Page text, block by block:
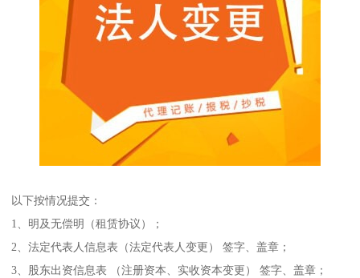
以下按情况提交：
1、明及无偿明（租赁协议）；
2、法定代表人信息表（法定代表人变更） 签字、盖章；
3、股东出资信息表 （注册资本、实收资本变更） 签字、盖章；